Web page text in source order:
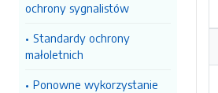
ochrony sygnalistów
Standardy ochrony
małoletnich
Ponowne wykorzystanie